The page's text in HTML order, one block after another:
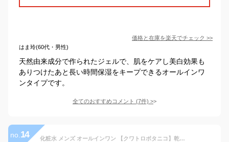
価格と在庫を楽天でチェック >>
はま玲(60代・男性)
天然由来成分で作られたジェルで、肌をケアし美白効果も
ありつけたあと長い時間保湿をキープできるオールインワ
ンタイプです。
全てのおすすめコメント (7件) >
no. 14 化粧水 メンズ オールインワン 【クワトロボタニコ】乾燥・肌荒れ予防 エイジングケア しっとり スキンケア アフターシェーブローションに ボタニカルないい香りのメンズ化粧水 男性化粧水/男性化粧品/メンズ化粧品/メンズコスメ 髭剃り後の保湿 乳液や美容液にも 30代 40代